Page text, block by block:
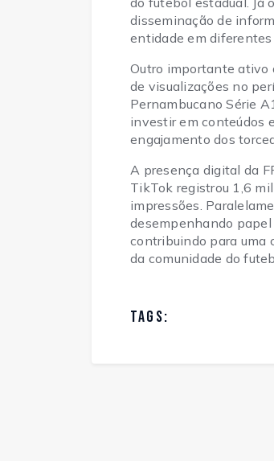
disseminação de
entidade em diferentes
Outro importante ativo
de visualizações no
Pernambucano Série
investir em conteúdos
engajamento dos
A presença digital da
TikTok registrou 1,6
impressões.
desempenhando
contribuindo para uma
da comunidade do
TAGS: